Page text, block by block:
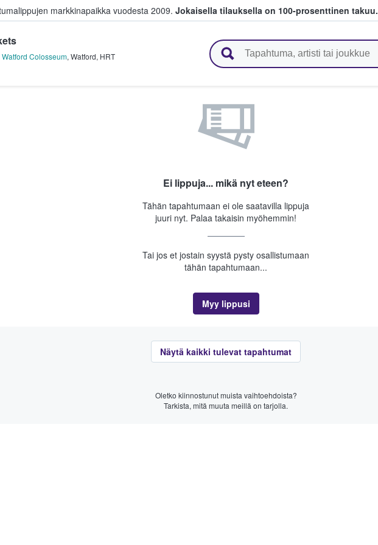
markkinapaikka vuodesta 2009. Jokaisella tilauksella on 100-prosenttinen takuu.
ostavat ja myyvät lippuja
Watford Colosseum, Watford, HRT
Ei lippuja... mikä nyt eteen?
Tähän tapahtumaan ei ole saatavilla lippuja
juuri nyt. Palaa takaisin myöhemmin!
Tai jos et jostain syystä pysty osallistumaan
tähän tapahtumaan...
Myy lippusi
Näytä kaikki tulevat tapahtumat
Oletko kiinnostunut muista vaihtoehdoista?
Tarkista, mitä muuta meillä on tarjolla.